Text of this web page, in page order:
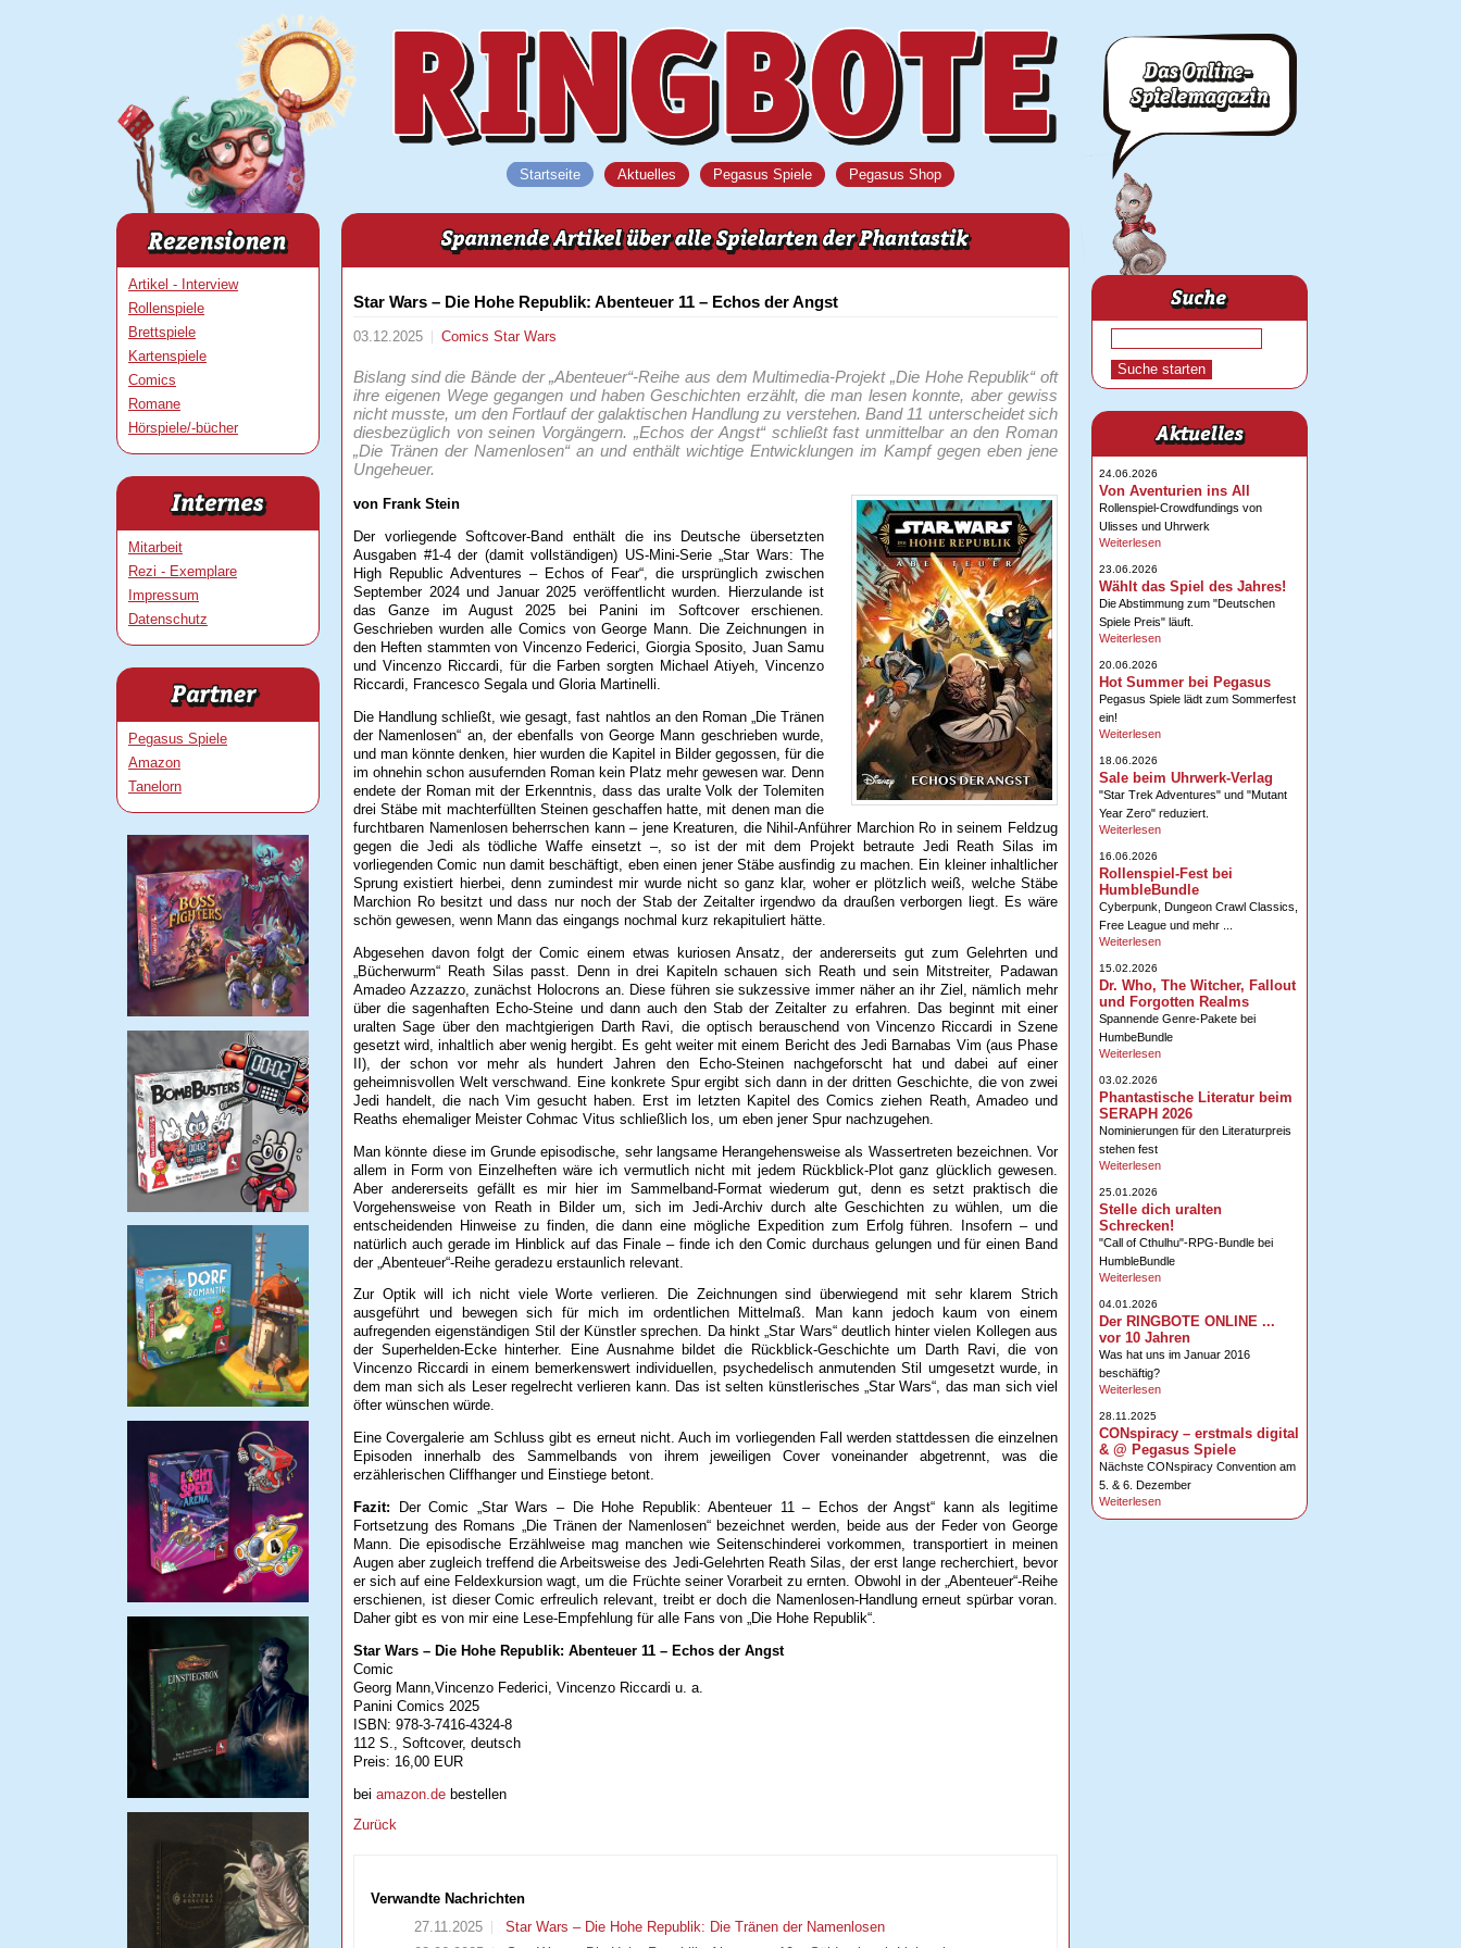
Startseite Aktuelles Pegasus Spiele Pegasus Shop
Artikel - Interview
Rollenspiele
Brettspiele
Kartenspiele
Comics
Romane
Hörspiele/-bücher
Mitarbeit
Rezi - Exemplare
Impressum
Datenschutz
Pegasus Spiele
Amazon
Tanelorn
Star Wars – Die Hohe Republik: Abenteuer 11 – Echos der Angst
03.12.2025 Comics Star Wars
Bislang sind die Bände der „Abenteuer“-Reihe aus dem Multimedia-Projekt „Die Hohe Republik“ oft
ihre eigenen Wege gegangen und haben Geschichten erzählt, die man lesen konnte, aber gewiss
nicht musste, um den Fortlauf der galaktischen Handlung zu verstehen. Band 11 unterscheidet sich
diesbezüglich von seinen Vorgängern. „Echos der Angst“ schließt fast unmittelbar an den Roman
„Die Tränen der Namenlosen“ an und enthält wichtige Entwicklungen im Kampf gegen eben jene
Ungeheuer.
von Frank Stein
Der vorliegende Softcover-Band enthält die ins Deutsche übersetzten
Ausgaben #1-4 der (damit vollständigen) US-Mini-Serie „Star Wars: The
High Republic Adventures – Echos of Fear“, die ursprünglich zwischen
September 2024 und Januar 2025 veröffentlicht wurden. Hierzulande ist
das Ganze im August 2025 bei Panini im Softcover erschienen.
Geschrieben wurden alle Comics von George Mann. Die Zeichnungen in
den Heften stammten von Vincenzo Federici, Giorgia Sposito, Juan Samu
und Vincenzo Riccardi, für die Farben sorgten Michael Atiyeh, Vincenzo
Riccardi, Francesco Segala und Gloria Martinelli.
Die Handlung schließt, wie gesagt, fast nahtlos an den Roman „Die Tränen
der Namenlosen“ an, der ebenfalls von George Mann geschrieben wurde,
und man könnte denken, hier wurden die Kapitel in Bilder gegossen, für die
im ohnehin schon ausufernden Roman kein Platz mehr gewesen war. Denn
endete der Roman mit der Erkenntnis, dass das uralte Volk der Tolemiten
drei Stäbe mit machterfüllten Steinen geschaffen hatte, mit denen man die
furchtbaren Namenlosen beherrschen kann – jene Kreaturen, die Nihil-Anführer Marchion Ro in seinem Feldzug
gegen die Jedi als tödliche Waffe einsetzt –, so ist der mit dem Projekt betraute Jedi Reath Silas im
vorliegenden Comic nun damit beschäftigt, eben einen jener Stäbe ausfindig zu machen. Ein kleiner inhaltlicher
Sprung existiert hierbei, denn zumindest mir wurde nicht so ganz klar, woher er plötzlich weiß, welche Stäbe
Marchion Ro besitzt und dass nur noch der Stab der Zeitalter irgendwo da draußen verborgen liegt. Es wäre
schön gewesen, wenn Mann das eingangs nochmal kurz rekapituliert hätte.
Abgesehen davon folgt der Comic einem etwas kuriosen Ansatz, der andererseits gut zum Gelehrten und
„Bücherwurm“ Reath Silas passt. Denn in drei Kapiteln schauen sich Reath und sein Mitstreiter, Padawan
Amadeo Azzazzo, zunächst Holocrons an. Diese führen sie sukzessive immer näher an ihr Ziel, nämlich mehr
über die sagenhaften Echo-Steine und dann auch den Stab der Zeitalter zu erfahren. Das beginnt mit einer
uralten Sage über den machtgierigen Darth Ravi, die optisch berauschend von Vincenzo Riccardi in Szene
gesetzt wird, inhaltlich aber wenig hergibt. Es geht weiter mit einem Bericht des Jedi Barnabas Vim (aus Phase
II), der schon vor mehr als hundert Jahren den Echo-Steinen nachgeforscht hat und dabei auf einer
geheimnisvollen Welt verschwand. Eine konkrete Spur ergibt sich dann in der dritten Geschichte, die von zwei
Jedi handelt, die nach Vim gesucht haben. Erst im letzten Kapitel des Comics ziehen Reath, Amadeo und
Reaths ehemaliger Meister Cohmac Vitus schließlich los, um eben jener Spur nachzugehen.
Man könnte diese im Grunde episodische, sehr langsame Herangehensweise als Wassertreten bezeichnen. Vor
allem in Form von Einzelheften wäre ich vermutlich nicht mit jedem Rückblick-Plot ganz glücklich gewesen.
Aber andererseits gefällt es mir hier im Sammelband-Format wiederum gut, denn es setzt praktisch die
Vorgehensweise von Reath in Bilder um, sich im Jedi-Archiv durch alte Geschichten zu wühlen, um die
entscheidenden Hinweise zu finden, die dann eine mögliche Expedition zum Erfolg führen. Insofern – und
natürlich auch gerade im Hinblick auf das Finale – finde ich den Comic durchaus gelungen und für einen Band
der „Abenteuer“-Reihe geradezu erstaunlich relevant.
Zur Optik will ich nicht viele Worte verlieren. Die Zeichnungen sind überwiegend mit sehr klarem Strich
ausgeführt und bewegen sich für mich im ordentlichen Mittelmaß. Man kann jedoch kaum von einem
aufregenden eigenständigen Stil der Künstler sprechen. Da hinkt „Star Wars“ deutlich hinter vielen Kollegen aus
der Superhelden-Ecke hinterher. Eine Ausnahme bildet die Rückblick-Geschichte um Darth Ravi, die von
Vincenzo Riccardi in einem bemerkenswert individuellen, psychedelisch anmutenden Stil umgesetzt wurde, in
dem man sich als Leser regelrecht verlieren kann. Das ist selten künstlerisches „Star Wars“, das man sich viel
öfter wünschen würde.
Eine Covergalerie am Schluss gibt es erneut nicht. Auch im vorliegenden Fall werden stattdessen die einzelnen
Episoden innerhalb des Sammelbands von ihrem jeweiligen Cover voneinander abgetrennt, was die
erzählerischen Cliffhanger und Einstiege betont.
Fazit:
Der Comic „Star Wars – Die Hohe Republik: Abenteuer 11 – Echos der Angst“ kann als legitime
Fortsetzung des Romans „Die Tränen der Namenlosen“ bezeichnet werden, beide aus der Feder von George
Mann. Die episodische Erzählweise mag manchen wie Seitenschinderei vorkommen, transportiert in meinen
Augen aber zugleich treffend die Arbeitsweise des Jedi-Gelehrten Reath Silas, der erst lange recherchiert, bevor
er sich auf eine Feldexkursion wagt, um die Früchte seiner Vorarbeit zu ernten. Obwohl in der „Abenteuer“-Reihe
erschienen, ist dieser Comic erfreulich relevant, treibt er doch die Namenlosen-Handlung erneut spürbar voran.
Daher gibt es von mir eine Lese-Empfehlung für alle Fans von „Die Hohe Republik“.
Star Wars – Die Hohe Republik: Abenteuer 11 – Echos der Angst
Comic
Georg Mann,Vincenzo Federici, Vincenzo Riccardi u. a.
Panini Comics 2025
ISBN: 978-3-7416-4324-8
112 S., Softcover, deutsch
Preis: 16,00 EUR
bei amazon.de bestellen
Zurück
Verwandte Nachrichten
27.11.2025
Star Wars – Die Hohe Republik: Die Tränen der Namenlosen
24.06.2026
Von Aventurien ins All
Rollenspiel-Crowdfundings von
Ulisses und Uhrwerk
Weiterlesen
23.06.2026
Wählt das Spiel des Jahres!
Die Abstimmung zum "Deutschen
Spiele Preis" läuft.
Weiterlesen
20.06.2026
Hot Summer bei Pegasus
Pegasus Spiele lädt zum Sommerfest
ein!
Weiterlesen
18.06.2026
Sale beim Uhrwerk-Verlag
"Star Trek Adventures" und "Mutant
Year Zero" reduziert.
Weiterlesen
16.06.2026
Rollenspiel-Fest bei
HumbleBundle
Cyberpunk, Dungeon Crawl Classics,
Free League und mehr ...
Weiterlesen
15.02.2026
Dr. Who, The Witcher, Fallout
und Forgotten Realms
Spannende Genre-Pakete bei
HumbeBundle
Weiterlesen
03.02.2026
Phantastische Literatur beim
SERAPH 2026
Nominierungen für den Literaturpreis
stehen fest
Weiterlesen
25.01.2026
Stelle dich uralten
Schrecken!
"Call of Cthulhu"-RPG-Bundle bei
HumbleBundle
Weiterlesen
04.01.2026
Der RINGBOTE ONLINE ...
vor 10 Jahren
Was hat uns im Januar 2016
beschäftig?
Weiterlesen
28.11.2025
CONspiracy – erstmals digital
& @ Pegasus Spiele
Nächste CONspiracy Convention am
5. & 6. Dezember
Weiterlesen